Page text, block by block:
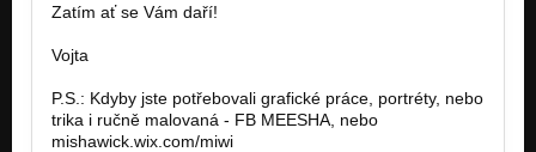
Zatím ať se Vám daří!
Vojta
P.S.: Kdyby jste potřebovali grafické práce, portréty, nebo
trika i ručně malovaná - FB MEESHA, nebo
mishawick.wix.com/miwi